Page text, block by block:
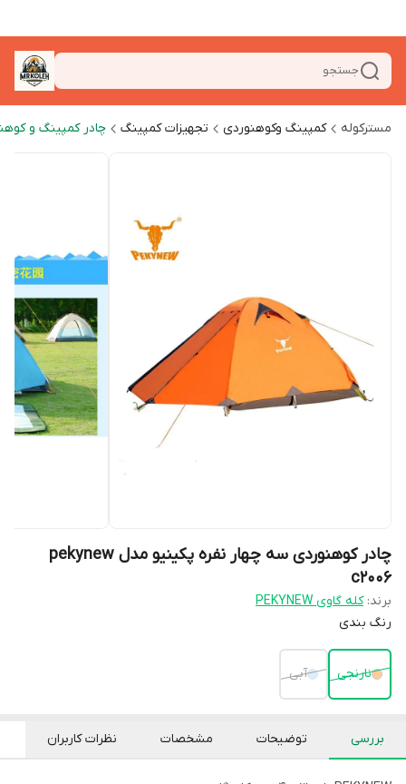
جستجو
مسترکوله کمپینگ وکوهنوردی تجهیزات کمپینگ چادر کمپینگ و
چادر کوهنوردی سه چهار نفره پکینیو مدل pekynew
c2006
برند: کله گاوی PEKYNEW
رنگ بندی
نارنجی آبی
بررسی توضیحات مشخصات نظرات کاربران